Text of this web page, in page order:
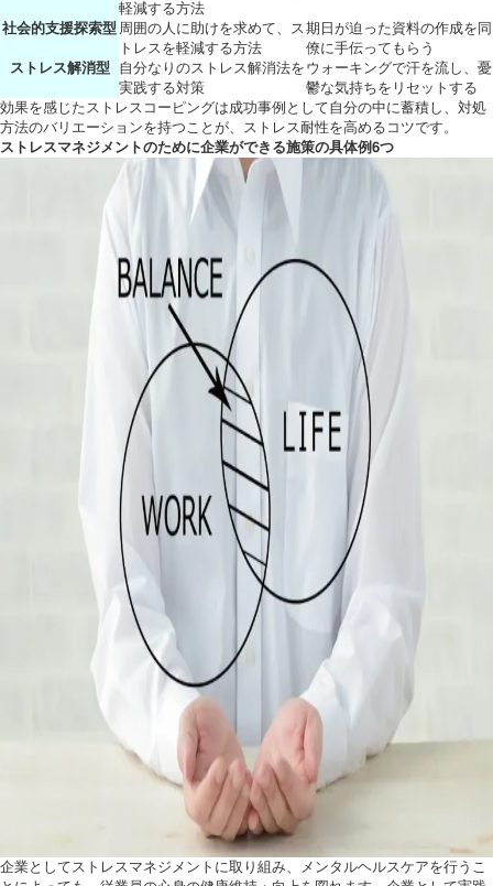
軽減する方法
社会的支援探索型 周囲の人に助けを求めて、ス
トレスを軽減する方法
期日が迫った資料の作成を同
僚に手伝ってもらう
ストレス解消型
自分なりのストレス解消法を
実践する対策
ウォーキングで汗を流し、憂
鬱な気持ちをリセットする
効果を感じたストレスコーピングは成功事例として自分の中に蓄積し、対処
方法のバリエーションを持つことが、ストレス耐性を高めるコツです。
ストレスマネジメントのために企業ができる施策の具体例6つ
企業としてストレスマネジメントに取り組み、メンタルヘルスケアを行うこ